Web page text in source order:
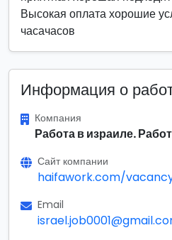
Высокая оплата хорошие
часачасов
Информация о
Компания
Работа в израиле.
Сайт компании
haifawork.com/
Email